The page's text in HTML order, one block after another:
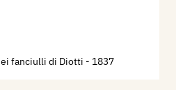
fanciulli di Diotti - 1837